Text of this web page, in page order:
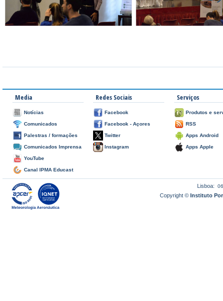
Media
Notícias
Comunicados
Palestras / formações
Comunicados Imprensa
YouTube
Canal IPMA Educast
Redes Sociais
Facebook
Facebook - Açores
Twitter
Instagram
Serviços
Produtos e
RSS
Apps Android
Apps Apple
Lisboa:
Copyright ©Instituto